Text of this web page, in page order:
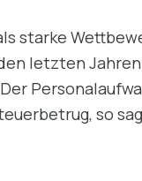
starke
letzten
so